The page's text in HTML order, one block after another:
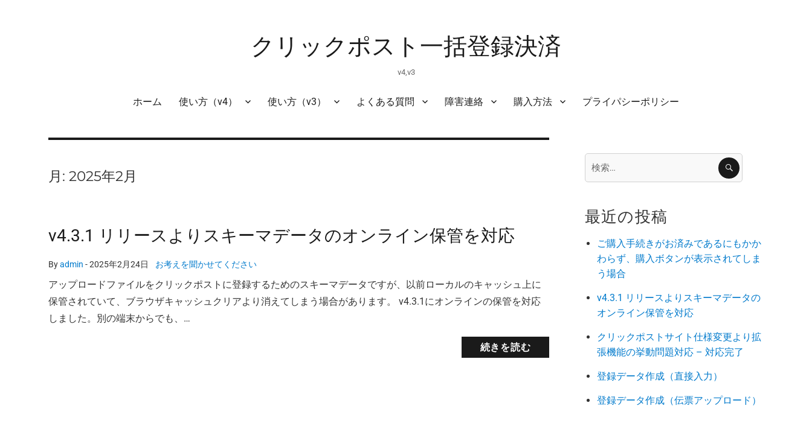
クリックポスト一括登録決済
v4,v3
ホーム 使い方（v4） 使い方（v3） よくある質問 障害連絡 購入方法 プライパシーポリシー
月:2025年2月
v4.3.1 リリースよりスキーマデータのオンライン保管を対応
Byadmin -2025年2月24日 お考えを聞かせてください
アップロードファイルをクリックポストに登録するためのスキーマデータですが、以前ローカルのキャッシュ上に
保管されていて、ブラウザキャッシュクリアより消えてしまう場合があります。 v4.3.1にオンラインの保管を対応
しました。別の端末からでも、…
続きを読む
索:
索
最近の投稿
ご購入手続きがお済みであるにもかか
わらず、購入ボタンが表示されてしま
う場合
v4.3.1 リリースよりスキーマデータの
オンライン保管を対応
クリックポストサイト仕様変更より拡
張機能の挙動問題対応 – 対応完了
登録データ作成（直接入力）
登録データ作成（伝票アップロード）